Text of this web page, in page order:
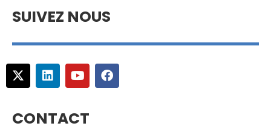
SUIVEZ NOUS
CONTACT